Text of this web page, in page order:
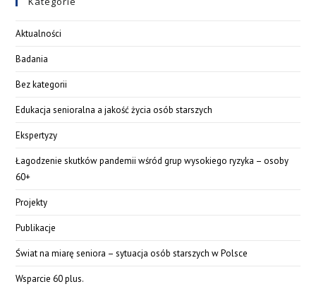
Aktualności
Badania
Bez kategorii
Edukacja senioralna a jakość życia osób starszych
Ekspertyzy
Łagodzenie skutków pandemii wśród grup wysokiego ryzyka – osoby
60+
Projekty
Publikacje
Świat na miarę seniora – sytuacja osób starszych w Polsce
Wsparcie 60 plus.